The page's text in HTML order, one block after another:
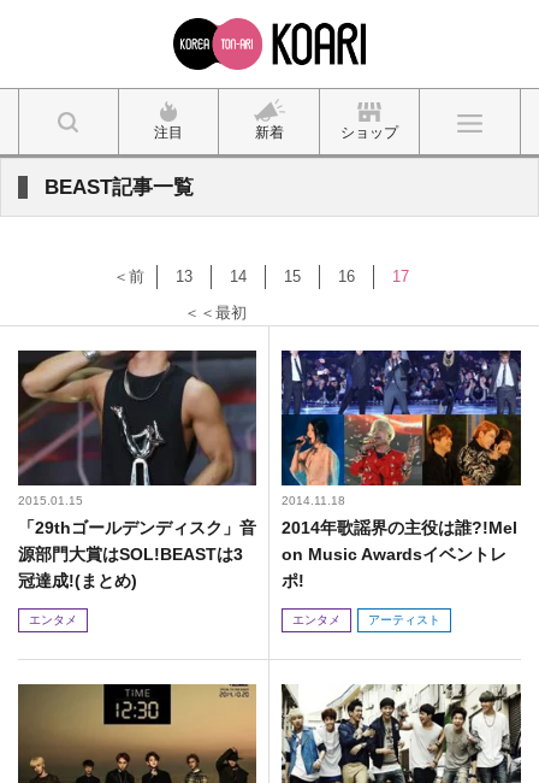
注目 新着 ショップ
BEAST記事一覧
＜＜最初
＜前 13 14 15 16 17
2015.01.15
「29thゴールデンディスク」音
源部門大賞はSOL!BEASTは3
冠達成!(まとめ)
エンタメ
2014.11.18
2014年歌謡界の主役は誰?!Mel
on Music Awardsイベントレ
ポ!
エンタメ アーティスト